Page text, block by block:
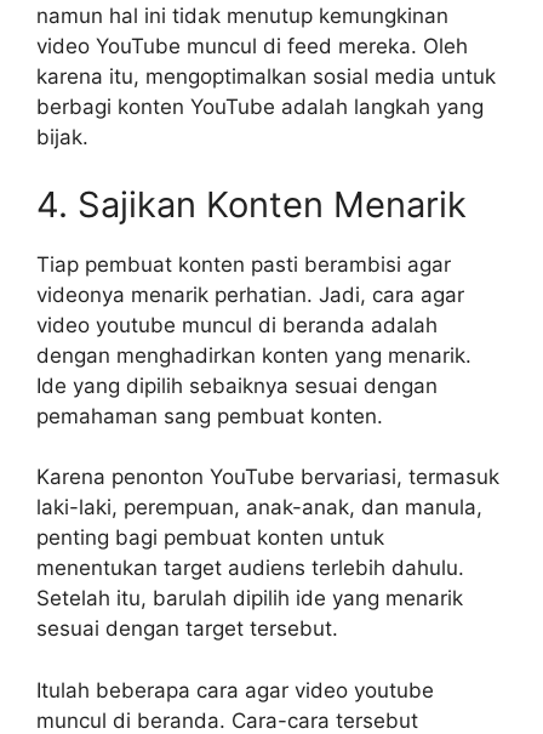
namun hal ini tidak menutup kemungkinan
video YouTube muncul di feed mereka. Oleh
karena itu, mengoptimalkan sosial media untuk
berbagi konten YouTube adalah langkah yang
bijak.
4. Sajikan Konten Menarik
Tiap pembuat konten pasti berambisi agar
videonya menarik perhatian. Jadi, cara agar
video youtube muncul di beranda adalah
dengan menghadirkan konten yang menarik.
Ide yang dipilih sebaiknya sesuai dengan
pemahaman sang pembuat konten.
Karena penonton YouTube bervariasi, termasuk
laki-laki, perempuan, anak-anak, dan manula,
penting bagi pembuat konten untuk
menentukan target audiens terlebih dahulu.
Setelah itu, barulah dipilih ide yang menarik
sesuai dengan target tersebut.
Itulah beberapa cara agar video youtube
muncul di beranda. Cara-cara tersebut